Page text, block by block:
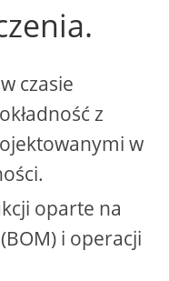
czasie
z
w
oparte na
i operacji